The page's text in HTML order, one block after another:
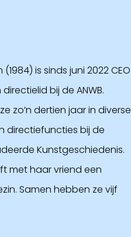
is sinds juni 2022 CEO
bij de ANWB.
zo’n dertien jaar in diverse
directiefuncties bij de
Kunstgeschiedenis.
met haar vriend een
Samen hebben ze vijf